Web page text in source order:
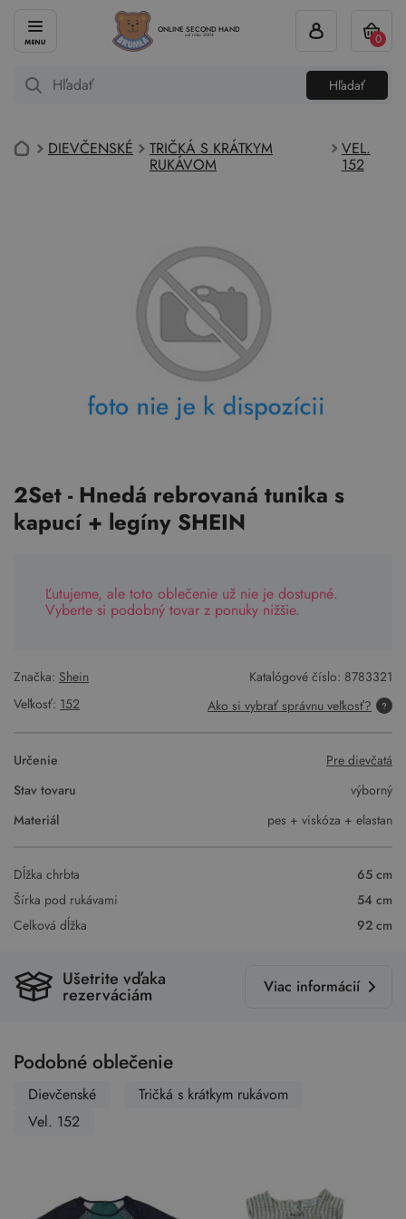
ONLINE SECOND HAND
od roku 2004
Hľadať
0
DIEVČENSKÉ TRIČKÁ S KRÁTKYM
RUKÁVOM
VEL.
152
2Set - Hnedá rebrovaná tunika s
kapucí + legíny SHEIN
Ľutujeme, ale toto oblečenie už nie je dostupné.
Vyberte si podobný tovar z ponuky nižšie.
Značka: Shein Katalógové číslo: 8783321
Veľkosť: 152 Ako si vybrať správnu veľkosť?
Určenie
Pre dievčatá
Stav tovaru
výborný
Materiál
pes + viskóza + elastan
Dĺžka chrbta
65 cm
Šírka pod rukávami
54 cm
Celková dĺžka
92 cm
Ušetrite vďaka
rezerváciám Viac informácií
Podobné oblečenie
Dievčenské
Tričká s krátkym rukávom
Vel. 152